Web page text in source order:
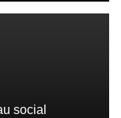
social